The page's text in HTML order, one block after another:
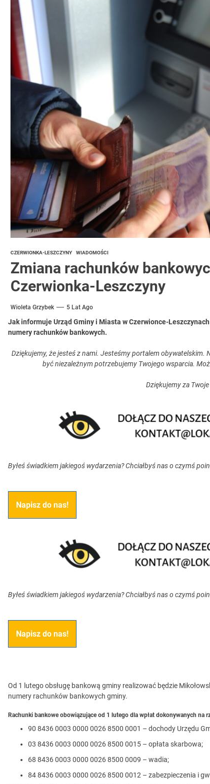
nieprzydatna do spożycia!!!
afer w ochronie zdrowia — czas zacząć mówić o
CZERWIONKA-LESZCZYNY WIADOMOŚCI
Zmiana rachunków
Czerwionka-Leszczyny
Wioleta Grzybek 5 Lat Ago
Jak informuje Urząd Gminy i Miasta w Czerwionce-
numery rachunków bankowych.
Dziękujemy, że jesteś z nami. Jesteśmy portalem obywatelskim.
być niezależnym potrzebujemy Twojego wsparcia.
Dziękujemy za
Byłeś świadkiem jakiegoś wydarzenia? Chciałbyś nas o czymś
Napisz do nas!
Byłeś świadkiem jakiegoś wydarzenia? Chciałbyś nas o czymś
Napisz do nas!
Od 1 lutego obsługę bankową gminy realizować będzie
numery rachunków bankowych gminy.
Rachunki bankowe obowiązujące od 1 lutego dla wpłat dokonywanych na
90 8436 0003 0000 0026 8500 0001 – dochody Urzędu
03 8436 0003 0000 0026 8500 0015 – opłata skarbowa;
68 8436 0003 0000 0026 8500 0009 – wadia;
84 8436 0003 0000 0026 8500 0012 – zabezpieczenia i